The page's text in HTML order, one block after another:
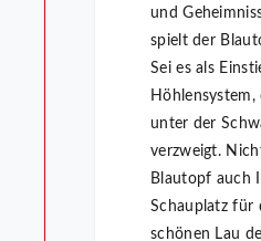
und
spielt der
Sei es als
unter der
verzweigt.
Blautopf auch
Schauplatz für
schönen Lau